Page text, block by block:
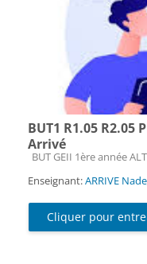
BUT1 R1.05 R2.05
Arrivé
Catégorie de cours
BUT GEII 1ère année ALT
Enseignant:ARRIVE
Cliquer pour